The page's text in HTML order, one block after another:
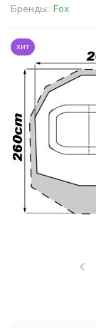
Бренды: Fox
хит